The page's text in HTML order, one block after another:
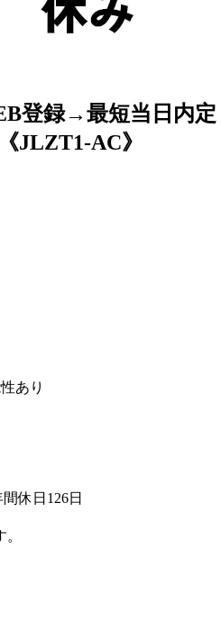
登録→最短当日内
JLZT1-AC》
あり
休日126日